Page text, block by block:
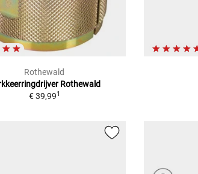
Rothewald
Rothewald
€ 39,991